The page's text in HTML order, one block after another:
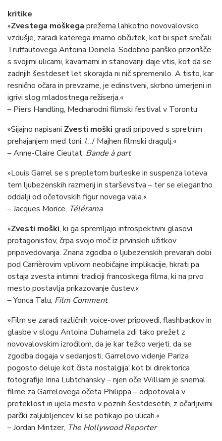
kritike
»Zvestega moškega prežema lahkotno novovalovsko
vzdušje, zaradi katerega imamo občutek, kot bi spet srečali
Truffautovega Antoina Doinela. Sodobno pariško prizorišče
s svojimi ulicami, kavarnami in stanovanji daje vtis, kot da se
zadnjih šestdeset let skorajda ni nič spremenilo. A tisto, kar
resnično očara in prevzame, je edinstveni, skrbno umerjeni in
igrivi slog mladostnega režiserja.«
– Piers Handling, Mednarodni filmski festival v Torontu
»Sijajno napisani Zvesti moški gradi pripoved s spretnim
prehajanjem med toni. /…/ Majhen filmski dragulj.«
– Anne-Claire Cieutat, Bande à part
»Louis Garrel se s prepletom burleske in suspenza loteva
tem ljubezenskih razmerij in starševstva – ter se elegantno
oddalji od očetovskih figur novega vala.«
– Jacques Morice, Télérama
»Zvesti moški, ki ga spremljajo introspektivni glasovi
protagonistov, črpa svojo moč iz prvinskih užitkov
pripovedovanja. Znana zgodba o ljubezenskih prevarah dobi
pod Carrièrovim vplivom neobičajne implikacije, hkrati pa
ostaja zvesta intimni tradiciji francoskega filma, ki na prvo
mesto postavlja prikazovanje čustev.«
– Yonca Talu, Film Comment
»Film se zaradi različnih voice-over pripovedi, flashbackov in
glasbe v slogu Antoina Duhamela zdi tako prežet z
novovalovskim izročilom, da je kar težko verjeti, da se
zgodba dogaja v sedanjosti. Garrelovo videnje Pariza
pogosto deluje kot čista nostalgija; kot bi direktorica
fotografije Irina Lubtchansky – njen oče William je snemal
filme za Garrelovega očeta Philippa – odpotovala v
preteklost in ujela mesto v poznih šestdesetih, z očarljivimi
parčki zaljubljencev, ki se potikajo po ulicah.«
– Jordan Mintzer, The Hollywood Reporter